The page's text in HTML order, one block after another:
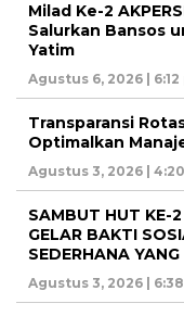
Milad Ke-2
Salurkan Bansos
Yatim
Agustus 6, 2026 | 6:12
Transparansi
Optimalkan
Agustus 3, 2026 |
SAMBUT HUT KE-
GELAR BAKTI
SEDERHANA
Agustus 3, 2026 |